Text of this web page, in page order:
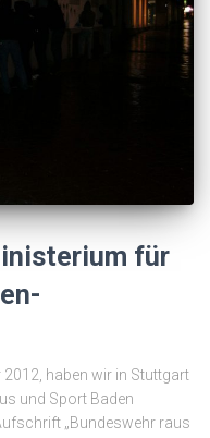
für
haben wir in Stuttgart
und Sport Baden
„Bundeswehr raus